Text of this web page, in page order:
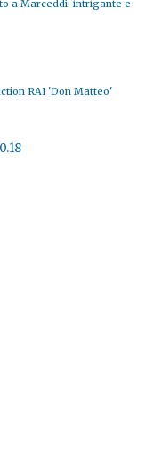
a Marceddì: intrigante e
RAI 'Don Matteo'